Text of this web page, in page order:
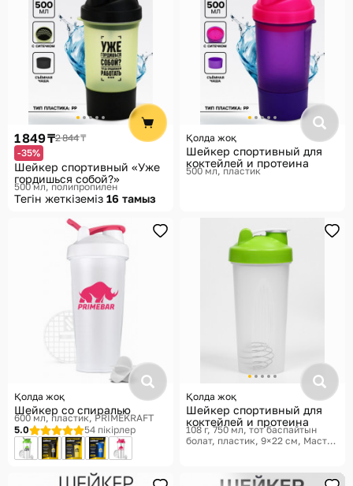
1 849 ₸2 844 ₸
-35%
Шейкер спортивный «Уже
гордишься собой?»
500 мл, полипропилен
Тегін жеткіземіз 16 тамыз
Қолда жоқ
Шейкер спортивный для
коктейлей и протеина
500 мл, пластик
Қолда жоқ
Шейкер со спиралью
600 мл, пластик PRIMEKRAFT
5.0
54 пікірлер
Қолда жоқ
Шейкер спортивный для
коктейлей и протеина
108 г, 750 мл, тот баспайтын
болат, пластик, 9×22 см Мастер